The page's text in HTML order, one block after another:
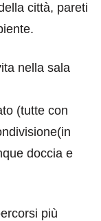
città, pareti
nella sala
(tutte con
doccia e
più